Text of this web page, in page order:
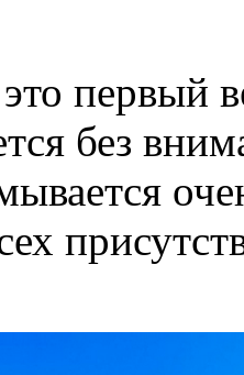
первый
без